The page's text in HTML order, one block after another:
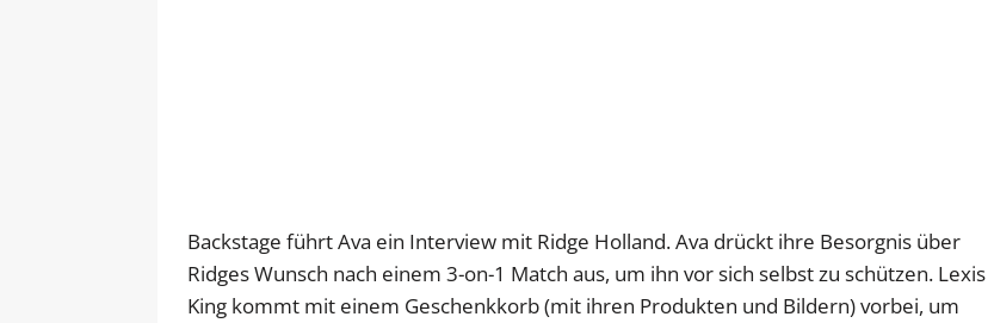
Backstage führt Ava ein Interview mit Ridge Holland. Ava drückt ihre Besorgnis über
Ridges Wunsch nach einem 3-on-1 Match aus, um ihn vor sich selbst zu schützen. Lexis
King kommt mit einem Geschenkkorb (mit ihren Produkten und Bildern) vorbei, um